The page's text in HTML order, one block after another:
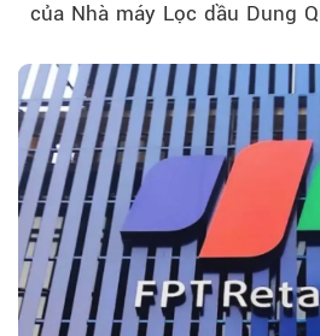
của Nhà máy Lọc dầu Dung